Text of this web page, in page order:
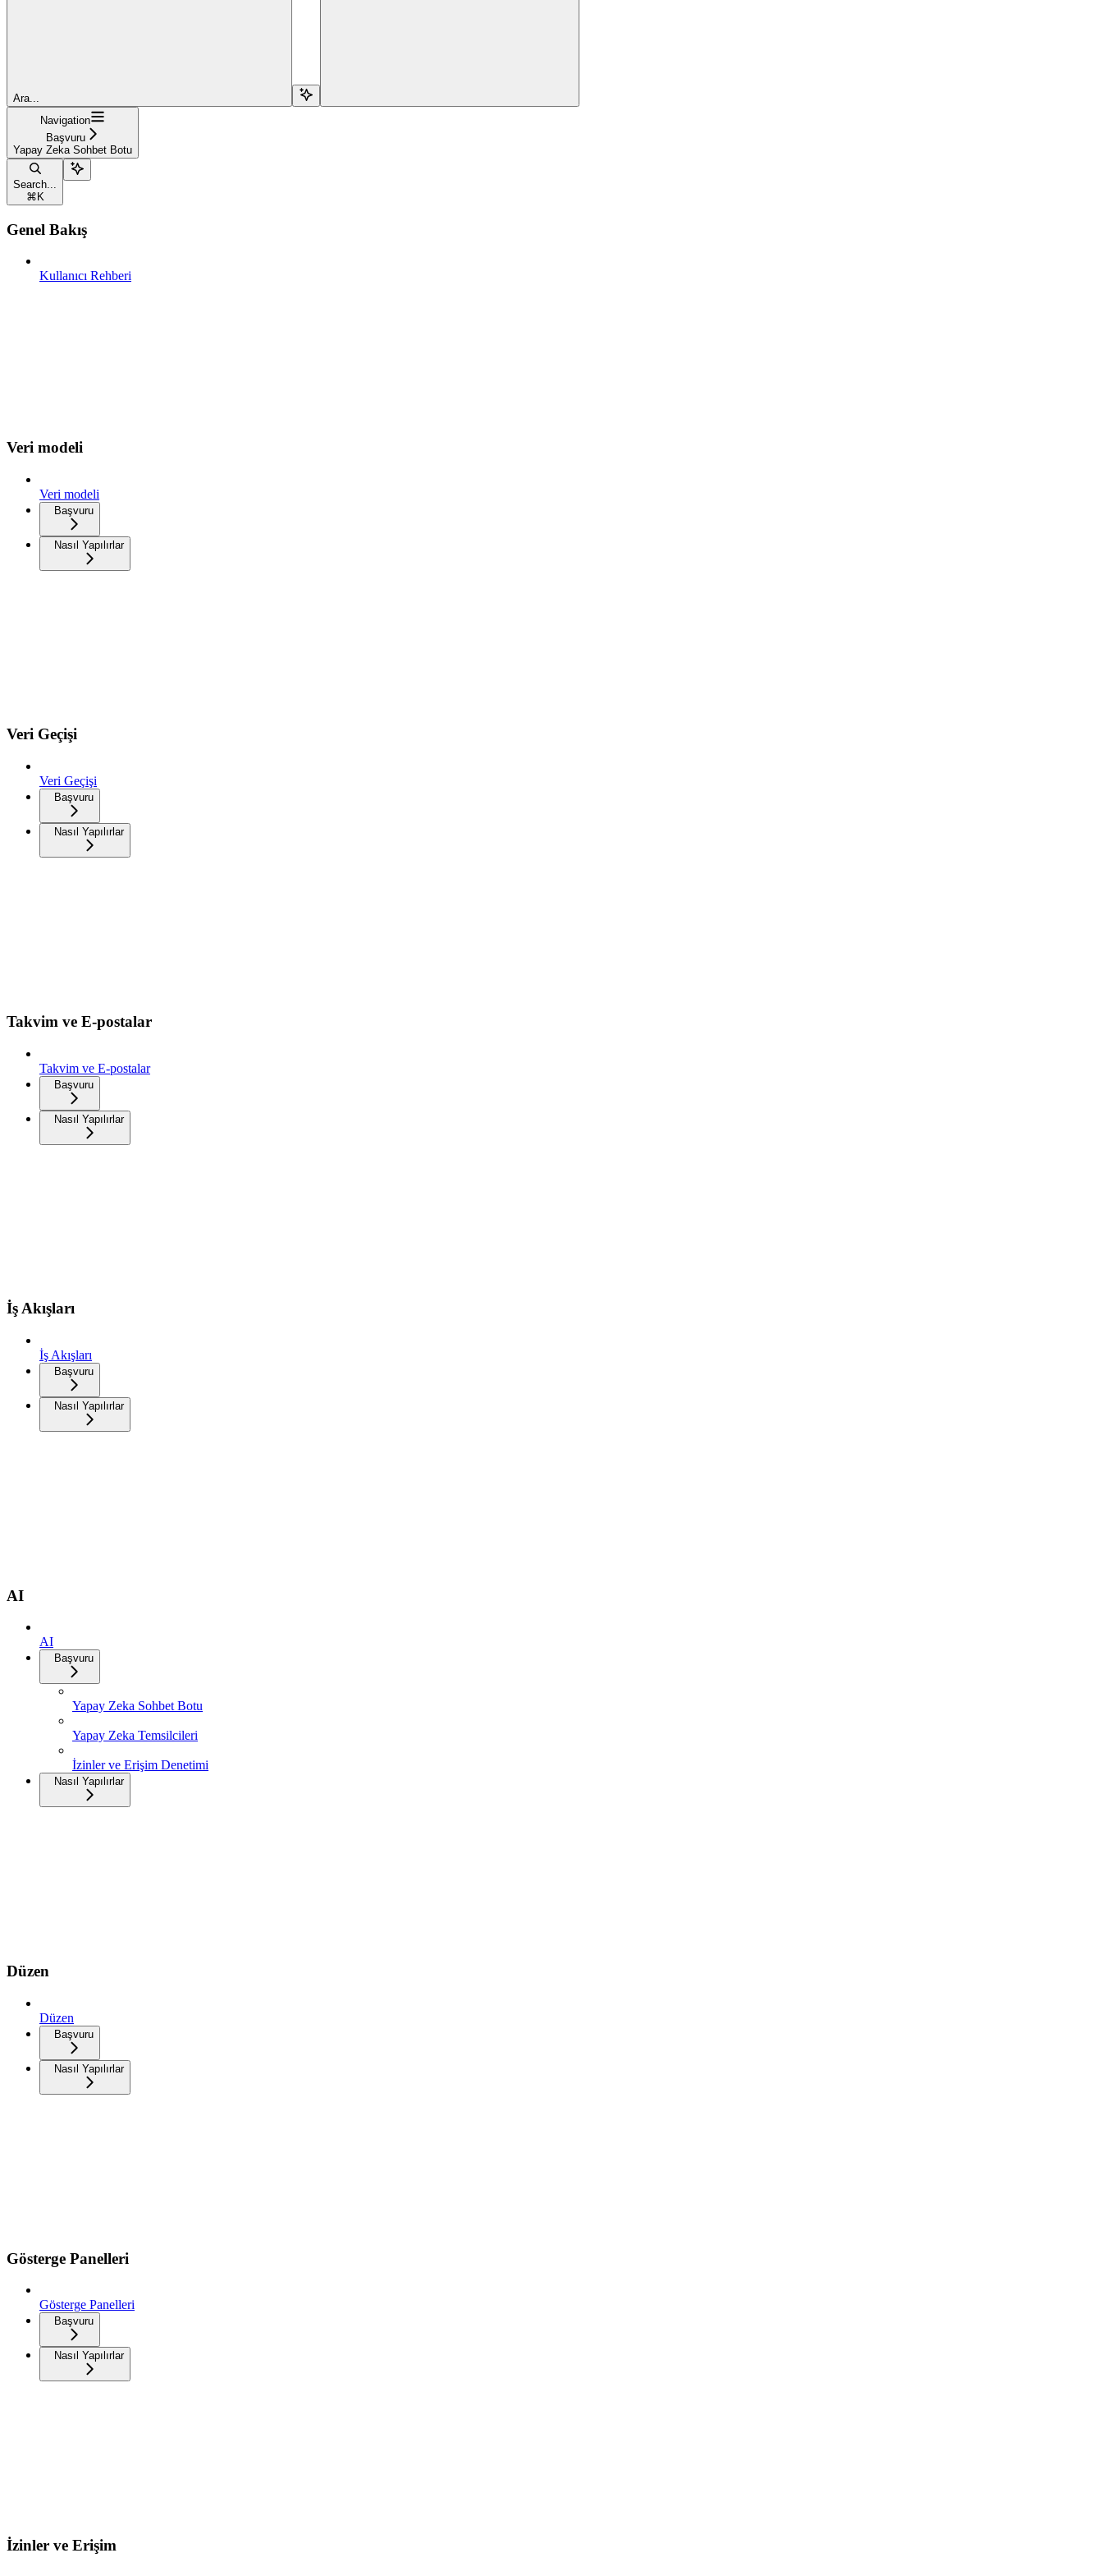
Ara...
Navigation
Başvuru
Yapay Zeka Sohbet Botu
Search...
⌘ K
Genel Bakış
Kullanıcı Rehberi
Veri modeli
Veri modeli
Başvuru
Nasıl Yapılırlar
Veri Geçişi
Veri Geçişi
Başvuru
Nasıl Yapılırlar
Takvim ve E-postalar
Takvim ve E-postalar
Başvuru
Nasıl Yapılırlar
İş Akışları
İş Akışları
Başvuru
Nasıl Yapılırlar
AI
AI
Başvuru
Yapay Zeka Sohbet Botu
Yapay Zeka Temsilcileri
İzinler ve Erişim Denetimi
Nasıl Yapılırlar
Düzen
Düzen
Başvuru
Nasıl Yapılırlar
Gösterge Panelleri
Gösterge Panelleri
Başvuru
Nasıl Yapılırlar
İzinler ve Erişim